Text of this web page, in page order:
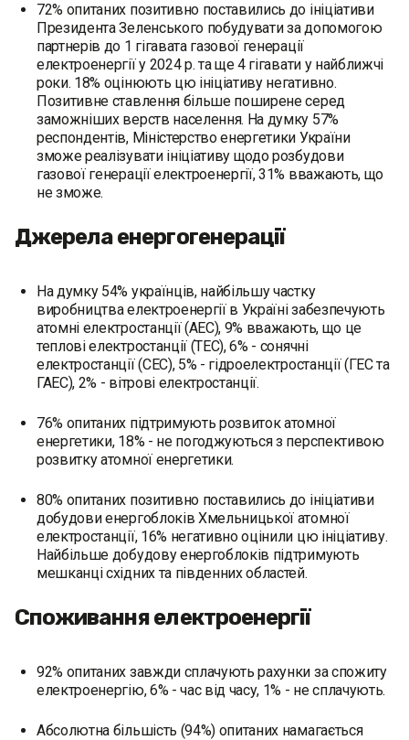
72% опитаних позитивно поставились до ініціативи
Президента Зеленського побудувати за допомогою
партнерів до 1 гігавата газової генерації
електроенергії у 2024 р. та ще 4 гігавати у найближчі
роки. 18% оцінюють цю ініціативу негативно.
Позитивне ставлення більше поширене серед
заможніших верств населення. На думку 57%
респондентів, Міністерство енергетики України
зможе реалізувати ініціативу щодо розбудови
газової генерації електроенергії, 31% вважають, що
не зможе.
Джерела енергогенерації
На думку 54% українців, найбільшу частку
виробництва електроенергії в Україні забезпечують
атомні електростанції (АЕС), 9% вважають, що це
теплові електростанції (ТЕС), 6% - сонячні
електростанції (СЕС), 5% - гідроелектростанції (ГЕС та
ГАЕС), 2% - вітрові електростанції.
76% опитаних підтримують розвиток атомної
енергетики, 18% - не погоджуються з перспективою
розвитку атомної енергетики.
80% опитаних позитивно поставились до ініціативи
добудови енергоблоків Хмельницької атомної
електростанції, 16% негативно оцінили цю ініціативу.
Найбільше добудову енергоблоків підтримують
мешканці східних та південних областей.
Споживання електроенергії
92% опитаних завжди сплачують рахунки за спожиту
електроенергію, 6% - час від часу, 1% - не сплачують.
Абсолютна більшість (94%) опитаних намагається